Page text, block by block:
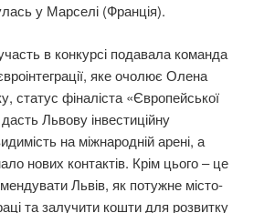
у Марселі (Франція).
в конкурсі подавала команда
яке очолює Олена
статус фіналіста «Європейської
Львову інвестиційну
на міжнародній арені, а
нових контактів. Крім цього – це
Львів, як потужне місто-
та залучити кошти для розвитку